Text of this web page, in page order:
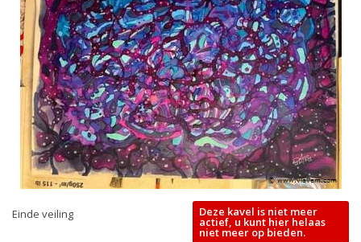
Einde veiling Deze kavel is niet meer
actief, u kunt hier helaas
niet meer op bieden.